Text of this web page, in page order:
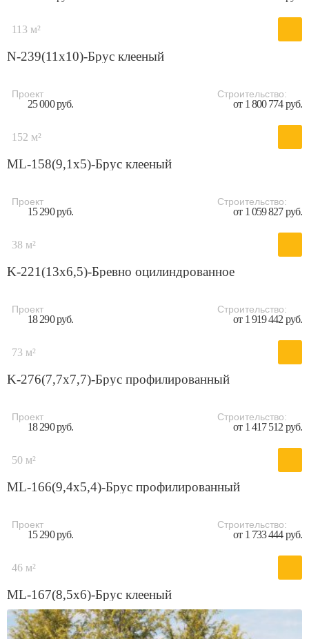
113 м²
N-239(11x10)-Брус клееный
Проект
25 000 руб.
Строительство:
от 1 800 774 руб.
152 м²
ML-158(9,1x5)-Брус клееный
Проект
15 290 руб.
Строительство:
от 1 059 827 руб.
38 м²
K-221(13х6,5)-Бревно оцилиндрованное
Проект
18 290 руб.
Строительство:
от 1 919 442 руб.
73 м²
K-276(7,7x7,7)-Брус профилированный
Проект
18 290 руб.
Строительство:
от 1 417 512 руб.
50 м²
ML-166(9,4x5,4)-Брус профилированный
Проект
15 290 руб.
Строительство:
от 1 733 444 руб.
46 м²
ML-167(8,5x6)-Брус клееный